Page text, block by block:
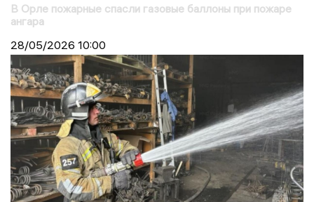
В Орле пожарные спасли газовые баллоны при пожаре
ангара
28/05/2026 10:00